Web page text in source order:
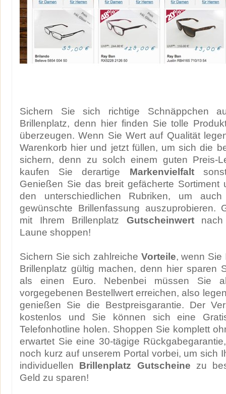
Sichern Sie sich richtige Schnäppchen
Brillenplatz, denn hier finden Sie tolle
überzeugen. Wenn Sie Wert auf Qualität
Warenkorb hier und jetzt füllen, um sich die
sichern, denn zu solch einem guten Preis-
kaufen Sie derartige Markenvielfaltsonst
Genießen Sie das breit gefächerte Sortiment
den unterschiedlichen Rubriken, um
gewünschte Brillenfassung auszuprobieren.
mit Ihrem Brillenplatz Gutscheinwertnach
Laune shoppen!
Sichern Sie sich zahlreiche Vorteile, wenn Sie
Brillenplatz gültig machen, denn hier sparen
als einen Euro. Nebenbei müssen Sie
vorgegebenen Bestellwert erreichen, also
genießen Sie die Bestpreisgarantie. Der
kostenlos und Sie können sich eine
Telefonhotline holen. Shoppen Sie komplett
erwartet Sie eine 30-tägige
noch kurz auf unserem Portal vorbei, um sich
individuellen Brillenplatz Gutscheine zu
Geld zu sparen!